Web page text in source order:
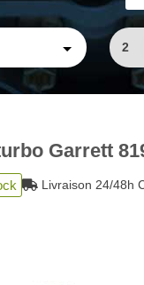
2
Garrett
Livraison 24/48h